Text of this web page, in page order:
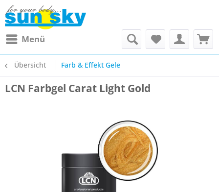
Menü
Übersicht Farb & Effekt Gele
LCN Farbgel Carat Light Gold